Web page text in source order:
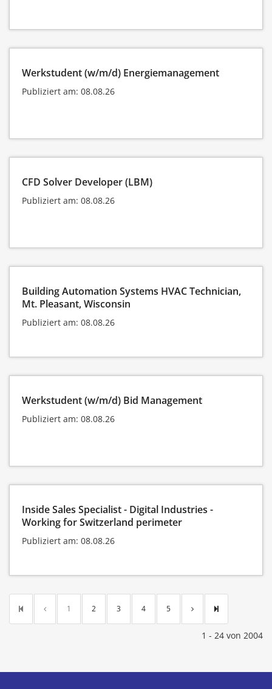
Werkstudent (w/m/d) Energiemanagement
Publiziert am: 08.08.26
CFD Solver Developer (LBM)
Publiziert am: 08.08.26
Building Automation Systems HVAC Technician,
Mt. Pleasant, Wisconsin
Publiziert am: 08.08.26
Werkstudent (w/m/d) Bid Management
Publiziert am: 08.08.26
Inside Sales Specialist - Digital Industries -
Working for Switzerland perimeter
Publiziert am: 08.08.26
1 2 3 4 5
1 - 24 von 2004